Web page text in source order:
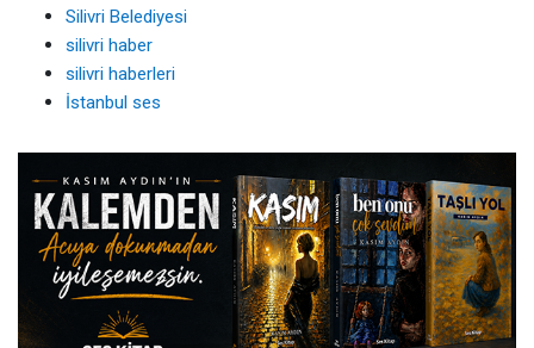
Silivri Belediyesi
silivri haber
silivri haberleri
İstanbul ses